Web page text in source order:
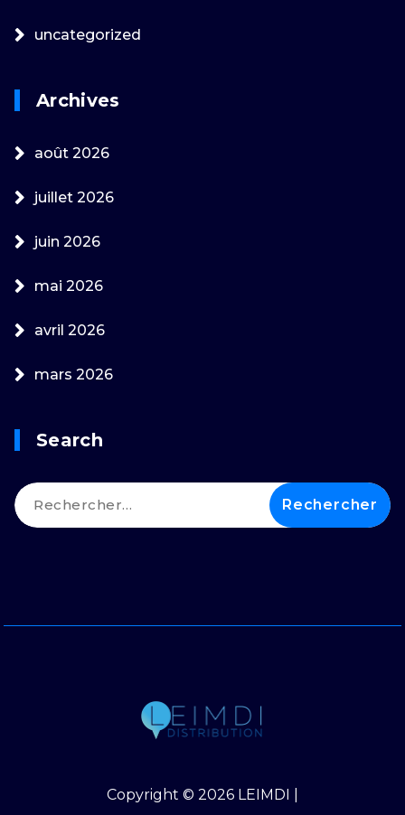
uncategorized
Archives
août 2026
juillet 2026
juin 2026
mai 2026
avril 2026
mars 2026
Search
Rechercher :
Copyright © 2026 LEIMDI |